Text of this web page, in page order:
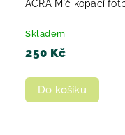
ACRA Míč kopací
Skladem
250 Kč
Do košíku